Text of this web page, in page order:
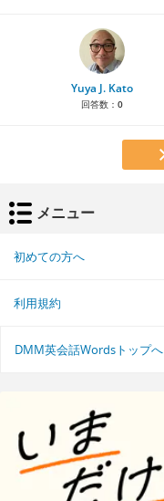
Yuya J. Kato
回答数： 0
メニュー
初めての方へ
利用規約
DMM英会話Wordsトップへ